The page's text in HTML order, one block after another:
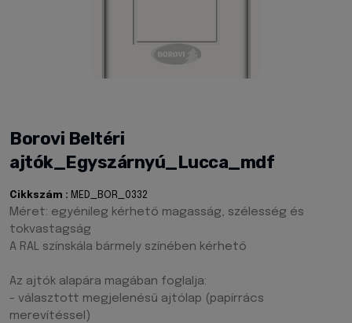
Borovi Beltéri
ajtók_Egyszárnyú_Lucca_mdf
Cikkszám : MED_BOR_0332
Méret: egyénileg kérhető magasság, szélesség és
tokvastagság
A RAL színskála bármely színében kérhető
Az ajtók alapára magában foglalja:
- választott megjelenésű ajtólap (papírrács
merevítéssel)